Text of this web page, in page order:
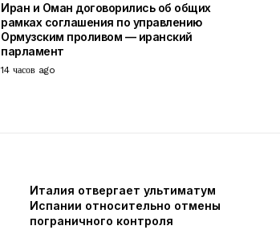
Иран и Оман договорились об общих
рамках соглашения по управлению
Ормузским проливом — иранский
парламент
14 часов ago
Италия отвергает ультиматум
Испании относительно отмены
пограничного контроля